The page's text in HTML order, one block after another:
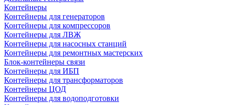
Контейнеры
Контейнеры для генераторов
Контейнеры для компрессоров
Контейнеры для ЛВЖ
Контейнеры для насосных станций
Контейнеры для ремонтных мастерских
Блок-контейнеры связи
Контейнеры для ИБП
Контейнеры для трансформаторов
Контейнеры ЦОД
Контейнеры для водоподготовки